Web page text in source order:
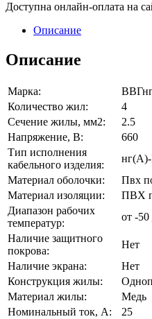
Доступна онлайн-оплата на
Описание
Описание
Марка:
Количество жил:
4
Сечение жилы, мм2:
2.5
Напряжение, В:
660
Тип исполнения
кабельного изделия:
Материал оболочки:
Пвх
Материал изоляции:
ПВХ
Диапазон рабочих
температур:
от -
Наличие защитного
покрова:
Нет
Наличие экрана:
Нет
Конструкция жилы:
Материал жилы:
Медь
Номинальный ток, А:
25